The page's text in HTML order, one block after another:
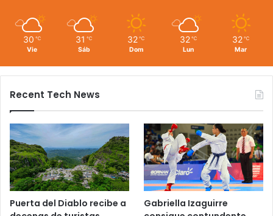
30 ℃
Vie
31 ℃
Sáb
32 ℃
Dom
32 ℃
Lun
32 ℃
Mar
Recent Tech News
Puerta del Diablo recibe a
Gabriella Izaguirre